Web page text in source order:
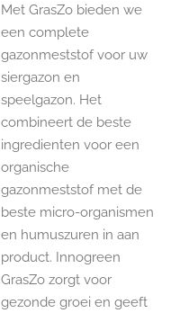
Met GrasZo bieden we
een complete
gazonmeststof voor uw
siergazon en
speelgazon. Het
combineert de beste
ingredienten voor een
organische
gazonmeststof met de
beste micro-organismen
en humuszuren in aan
product. Innogreen
GrasZo zorgt voor
gezonde groei en geeft